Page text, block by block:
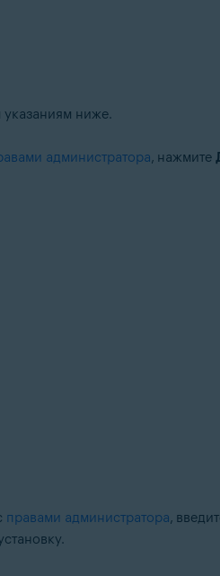
указаниям ниже.
администратора, нажмите
правами администратора,